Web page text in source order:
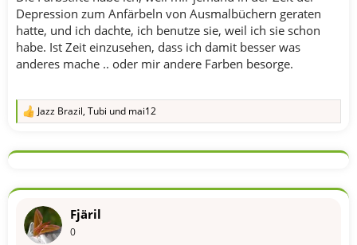
Depression zum Anfärbeln von Ausmalbüchern geraten
hatte, und ich dachte, ich benutze sie, weil ich sie schon
habe. Ist Zeit einzusehen, dass ich damit besser was
anderes mache .. oder mir andere Farben besorge.
R
k
o
e
n
Jazz Brazil, Tubi und mai12
Fjäril
0